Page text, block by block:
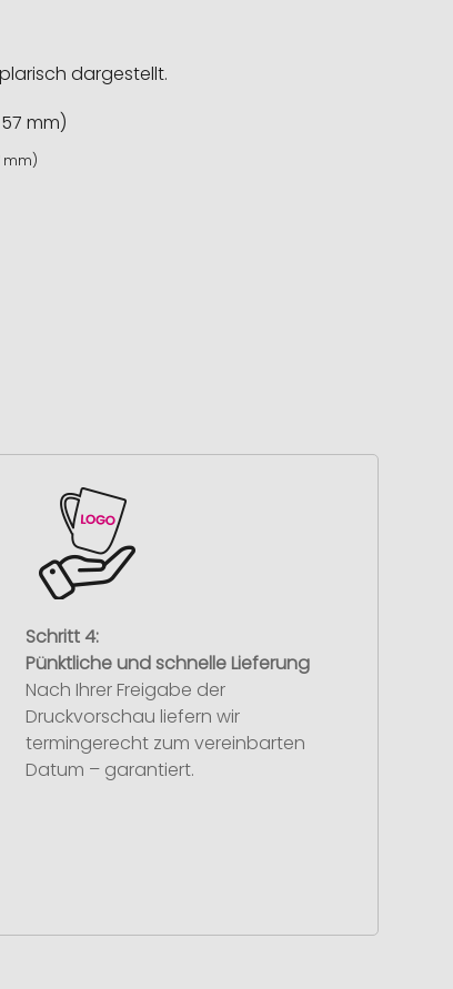
dargestellt.
mm)
Schritt 4:
Pünktliche und schnelle Lieferung
Nach Ihrer Freigabe der
Druckvorschau liefern wir
termingerecht zum vereinbarten
Datum – garantiert.